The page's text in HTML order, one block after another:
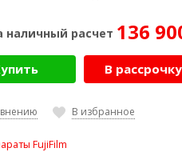
наличный расчет 136
В рассрочку
В избранное
FujiFilm